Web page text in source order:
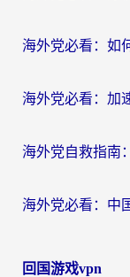
回国游戏vpn